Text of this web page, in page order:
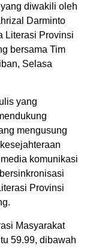
diwakili oleh
Darminto
Literasi Provinsi
bersama Tim
Selasa
yang
mengusung
komunikasi
Provinsi
Masyarakat
59.99, dibawah